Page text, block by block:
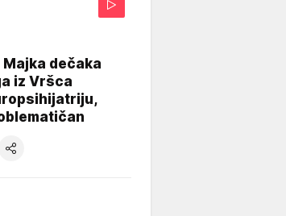
Majka dečaka
iz Vršca